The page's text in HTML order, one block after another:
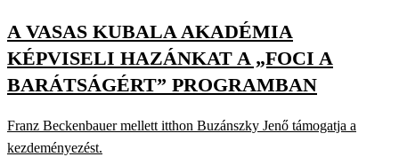
A VASAS KUBALA AKADÉMIA
KÉPVISELI HAZÁNKAT A „FOCI A
BARÁTSÁGÉRT” PROGRAMBAN
Franz Beckenbauer mellett itthon Buzánszky Jenő támogatja a
kezdeményezést.